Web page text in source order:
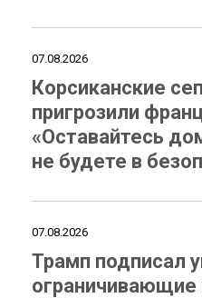
07.08.2026
Корсиканские
пригрозили
«Оставайтесь
не будете в
07.08.2026
Трамп подписал
ограничивающие